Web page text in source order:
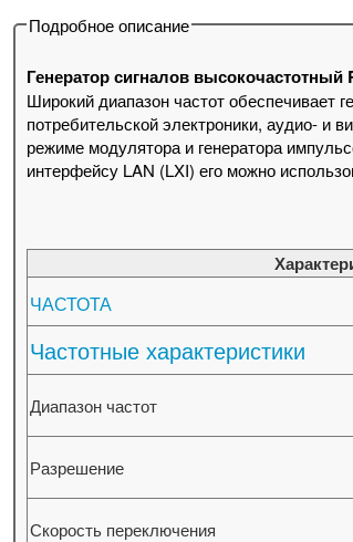
Подробное описание
Генератор сигналов высокочастотный
Широкий диапазон частот обеспечивает
потребительской электроники, аудио- и
режиме модулятора и генератора
интерфейсу LAN (LXI) его можно
ЧАСТОТА
Частотные характеристики
Диапазон частот
Разрешение
Скорость переключения